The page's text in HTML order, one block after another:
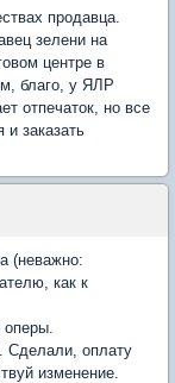
продавца.
зелени на
центре в
благо, у ЯЛР
отпечаток, но все
и заказать
(неважно:
как к
оперы.
Сделали, оплату
изменение.